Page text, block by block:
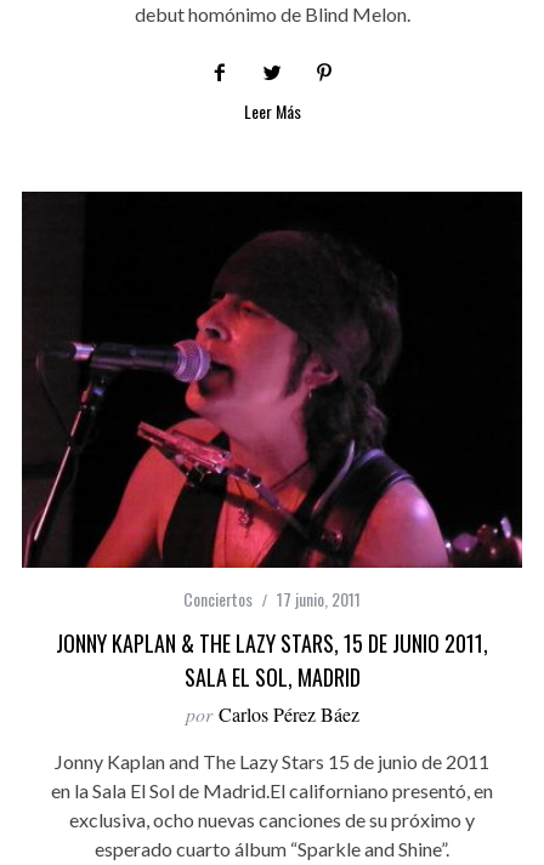
debut homónimo de Blind Melon.
Leer Más
Conciertos 17 junio, 2011
JONNY KAPLAN & THE LAZY STARS, 15 DE JUNIO 2011,
SALA EL SOL, MADRID
por Carlos Pérez Báez
Jonny Kaplan and The Lazy Stars 15 de junio de 2011
en la Sala El Sol de Madrid.El californiano presentó, en
exclusiva, ocho nuevas canciones de su próximo y
esperado cuarto álbum “Sparkle and Shine”.